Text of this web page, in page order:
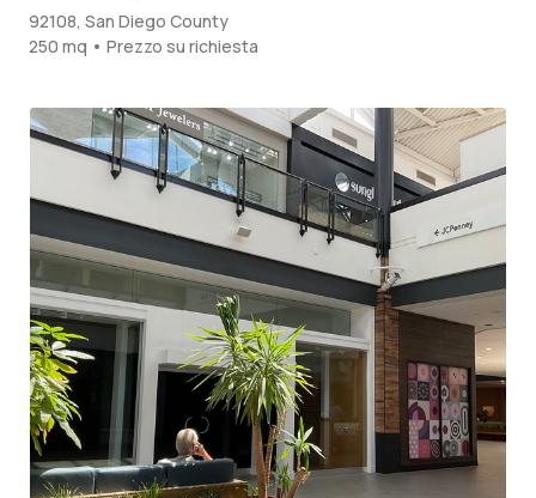
92108, San Diego County
250 mq • Prezzo su richiesta